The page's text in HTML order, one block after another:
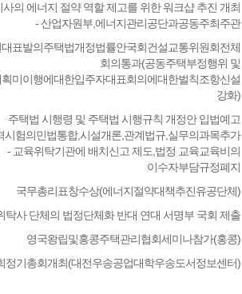
사의 에너지 절약 역할 제고를 위한 워크샵 추진 개최
- 산업자원부,에너지관리공단과공동주최주관
표발의주택법개정법률안국회건설교통위원회전체
회의통과(공동주택부정행위 및
미이행에대한입주자대표회의에대한벌칙조항신설
강화)
주택법 시행령 및 주택법 시행규칙 개정안 입법예고
시험의민법통합,시설개론,관계법규,실무의과목추가
- 교육위탁기관에 배치신고 제도,법정 교육교육비의
이수자부담규정폐지
국무총리표창수상(에너지절약대책추진유공단체)
탁사 단체의 법정단체화 반대 연대 서명부 국회 제출
영국왕립및홍콩주택관리협회세미나참가(홍콩)
정기총회개최(대전우송공업대학우송도서정보센터)